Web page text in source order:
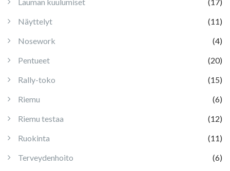
Näyttelyt
(11)
Nosework
(4)
Pentueet
(20)
Rally-toko
(15)
Riemu
(6)
Riemu testaa
(12)
Ruokinta
(11)
Terveydenhoito
(6)